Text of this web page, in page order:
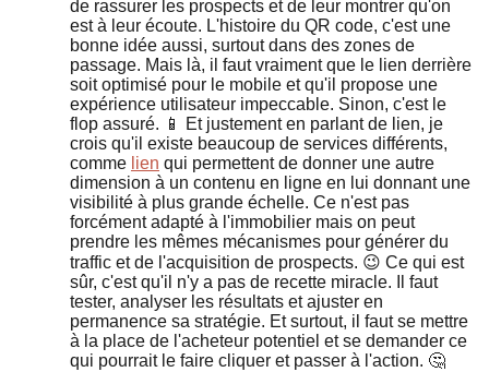
de rassurer les prospects et de leur montrer qu'on
est à leur écoute. L'histoire du QR code, c'est une
bonne idée aussi, surtout dans des zones de
passage. Mais là, il faut vraiment que le lien derrière
soit optimisé pour le mobile et qu'il propose une
expérience utilisateur impeccable. Sinon, c'est le
flop assuré. 📱 Et justement en parlant de lien, je
crois qu'il existe beaucoup de services différents,
comme lien qui permettent de donner une autre
dimension à un contenu en ligne en lui donnant une
visibilité à plus grande échelle. Ce n'est pas
forcément adapté à l'immobilier mais on peut
prendre les mêmes mécanismes pour générer du
traffic et de l'acquisition de prospects. 😉 Ce qui est
sûr, c'est qu'il n'y a pas de recette miracle. Il faut
tester, analyser les résultats et ajuster en
permanence sa stratégie. Et surtout, il faut se mettre
à la place de l'acheteur potentiel et se demander ce
qui pourrait le faire cliquer et passer à l'action. 🤔